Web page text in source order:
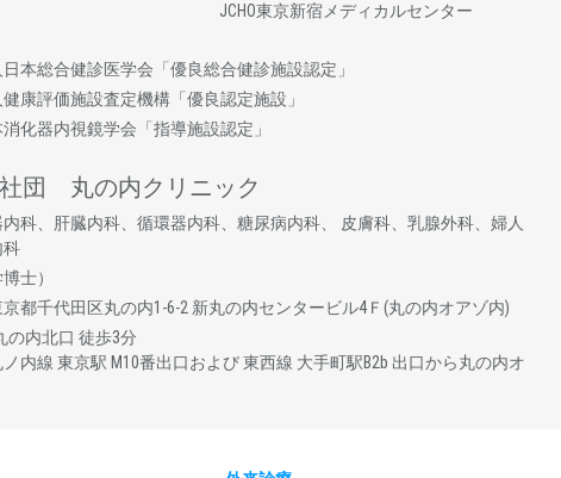
JCHO東京新宿メディカルセンター
本総合健診医学会「優良総合健診施設認定」
康評価施設査定機構「優良認定施設」
化器内視鏡学会「指導施設認定」
団 丸の内クリニック
科、肝臓内科、循環器内科、糖尿病内科、 皮膚科、乳腺外科、婦人
科
士）
京都千代田区丸の内1-6-2 新丸の内センタービル4Ｆ(丸の内オアゾ内)
の内北⼝ 徒歩3分
内線 東京駅 M10番出口および 東西線 大手町駅B2b 出口から丸の内オ